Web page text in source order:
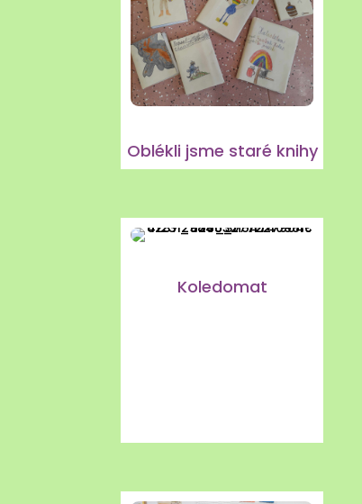
Oblékli jsme staré knihy
Koledomat